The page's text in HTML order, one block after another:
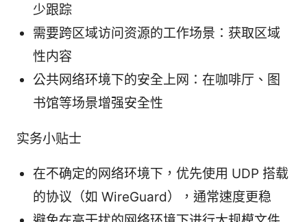
少跟踪
需要跨区域访问资源的工作场景：获取区域
性内容
公共网络环境下的安全上网：在咖啡厅、图
书馆等场景增强安全性
实务小贴士
在不确定的网络环境下，优先使用 UDP 搭载
的协议（如 WireGuard），通常速度更稳